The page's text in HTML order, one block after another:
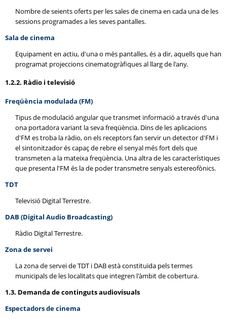
Nombre de seients oferts per les sales de cinema en cada una de les
sessions programades a les seves pantalles.
Sala de cinema
Equipament en actiu, d'una o més pantalles, és a dir, aquells que han
programat projeccions cinematogràfiques al llarg de l'any.
1.2.2. Ràdio i televisió
Freqüència modulada (FM)
Tipus de modulació angular que transmet informació a través d'una
ona portadora variant la seva freqüència. Dins de les aplicacions
d'FM es troba la ràdio, on els receptors fan servir un detector d'FM i
el sintonitzador és capaç de rebre el senyal més fort dels que
transmeten a la mateixa freqüència. Una altra de les característiques
que presenta l'FM és la de poder transmetre senyals estereofònics.
TDT
Televisió Digital Terrestre.
DAB (Digital Audio Broadcasting)
Ràdio Digital Terrestre.
Zona de servei
La zona de servei de TDT i DAB està constituïda pels termes
municipals de les localitats que integren l'àmbit de cobertura.
1.3. Demanda de continguts audiovisuals
Espectadors de cinema